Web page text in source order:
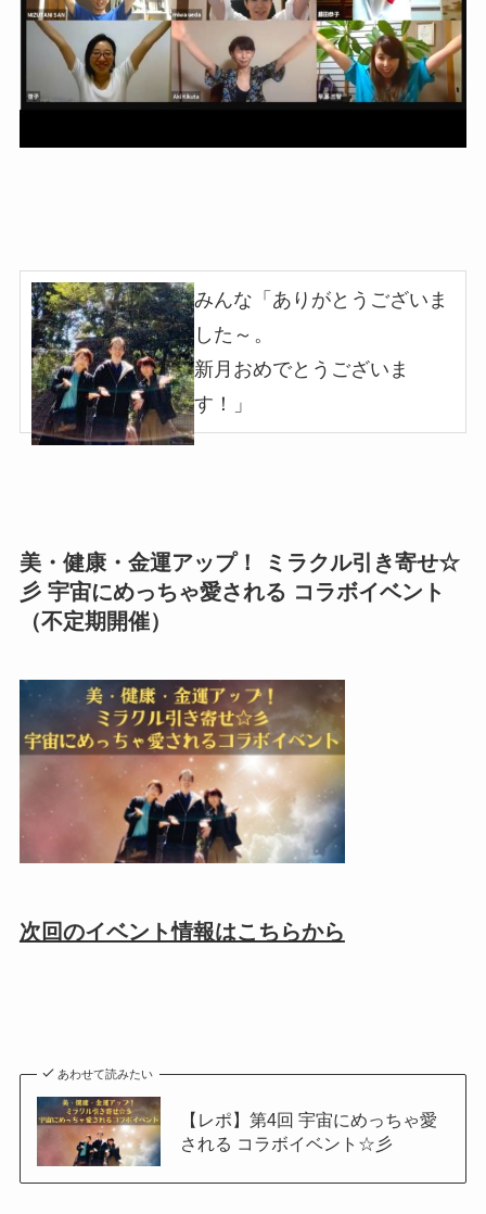
みんな「ありがとうございま
した ～ 。
新月おめでとうございま
す！
」
美・健康・金運アップ！ ミラクル引き寄せ☆
彡 宇宙にめっちゃ愛される コラボイベント
（不定期開催）
次回のイベント情報はこちらから
あわせて読みたい
【レポ】第4回 宇宙にめっちゃ愛
される コラボイベント☆彡